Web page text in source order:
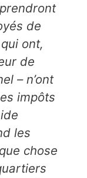
de
ont,
de
– n’ont
impôts
les
chose